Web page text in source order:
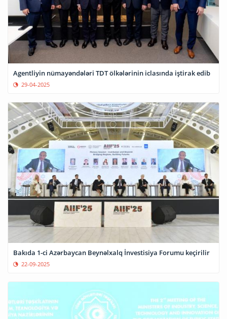
Agentliyin nümayəndələri TDT ölkələrinin iclasında iştirak edib
29-04-2025
Bakıda 1-ci Azərbaycan Beynəlxalq İnvestisiya Forumu keçirilir
22-09-2025